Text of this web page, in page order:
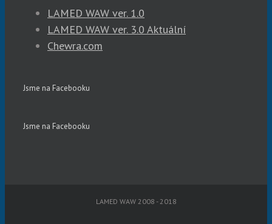
LAMED WAW ver. 1.0
LAMED WAW ver. 3.0 Aktuální
Chewra.com
Jsme na Facebooku
Jsme na Facebooku
LAMED WAW 2008 - 2018